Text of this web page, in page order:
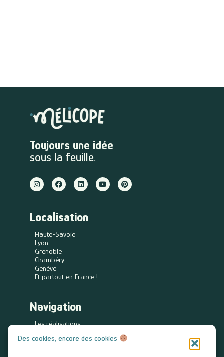
Des cookies, encore des cookies
Toujours une idée
sous la feuille.
Localisation
Haute-Savoie
Lyon
Grenoble
Chambéry
Genève
Et partout en France !
Navigation
Les réalisations
Logos à adopter